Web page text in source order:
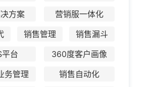
方案
营销服一体化
销售管理
销售漏斗
平台
360度客户画像
务管理
销售自动化